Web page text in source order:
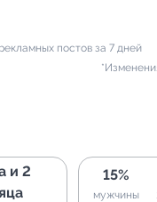
рекламных постов за 7 дней
и 2
15%
мужчины